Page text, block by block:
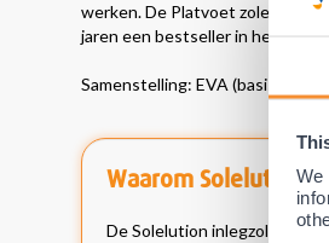
We
werken. De Platvoet zolen
jaren een bestseller in heel
Samenstelling: EVA (basis) en
Waarom Solelution?
De Solelution inlegzolen zijn